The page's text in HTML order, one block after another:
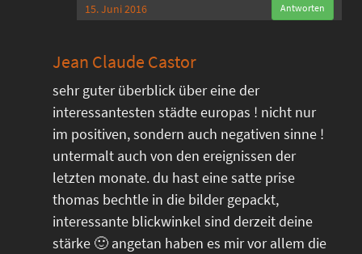
15. Juni 2016 Antworten
Jean Claude Castor
sehr guter überblick über eine der
interessantesten städte europas ! nicht nur
im positiven, sondern auch negativen sinne !
untermalt auch von den ereignissen der
letzten monate. du hast eine satte prise
thomas bechtle in die bilder gepackt,
interessante blickwinkel sind derzeit deine
stärke 🙂 angetan haben es mir vor allem die